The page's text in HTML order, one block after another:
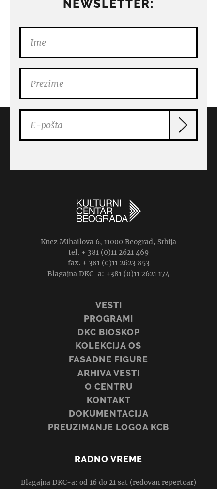
NEWSLETTER:
Knez Mihailova 6, 11000 Beograd, Srbija
tel. + 381 (0)11 2621 469
fax. + 381 (0)11 2623 853
Blagajna DKC-a: +381 (0)11 2621 174
VESTI
PROGRAMI
DKC BIOSKOP
KOLEKCIJA OS
FASADNE FIGURE
ARHIVA VESTI
O CENTRU
KONTAKT
DOKUMENTACIJA
PREUZIMANJE LOGOA KCB
RADNO VREME
Blagajna DKC-a: od 16 do 21 sat (redovan repertoar)